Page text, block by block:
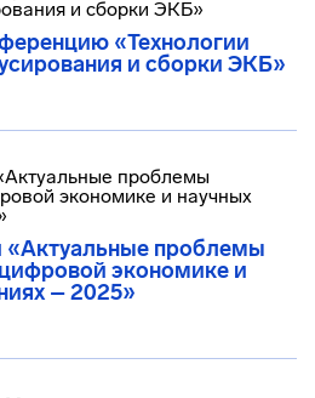
«Технологии
и сборки ЭКБ»
«Актуальные проблемы
экономике и
– 2025»